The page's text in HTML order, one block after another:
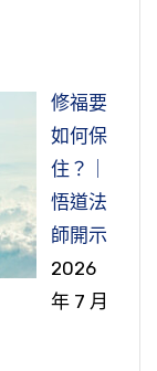
到現代來
理，倫常大
在把男女有
，它有區
天職應該
是真正平
，甚至說
上面，說要
際，你怎
帶著，走
的話講豁
要死要活就
舉起錫杖
打昏倒在
，手舉起驢
牠舉起
坑裡面，統
，就大吃
也是接受
女眾，後來
出家，佛不
就去求阿
女眾來剃
，女眾也是
母也一再
了一句
短五百
送酒來寺
載了兩車
父親叫我去
的，都是
個勺子去
，當然就很
把它摔破
沒面子，當
『明將加
修福要
如何保
住？｜
悟道法
師開示
2026
年 7 月